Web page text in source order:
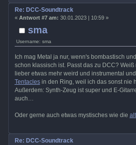
sma
Username: sma
Re: DCC-Soundtrack
« Antwort #7 am: 30.01.2023 | 10:59 »
Ich mag Metal ja nur, wenn's bombastisch
schon klassisch ist. Passt das zu DCC? Weiß
lieber etwas mehr weird und instrumental
Tentaclesin den Ring, weil ich das sonst nie
Außerdem: Synth-Zeug ist super und E-
auch…
Oder gerne auch etwas mystisches wie die
Re: DCC-Soundtrack